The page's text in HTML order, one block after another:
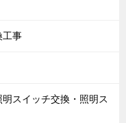
工事
スイッチ交換・照明ス